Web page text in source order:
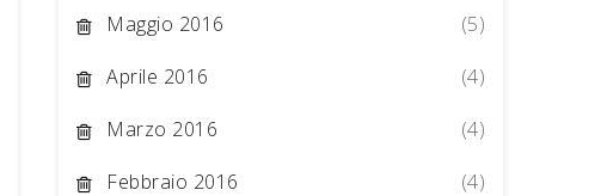
Maggio 2016
(5)
Aprile 2016
(4)
Marzo 2016
(4)
Febbraio 2016
(4)